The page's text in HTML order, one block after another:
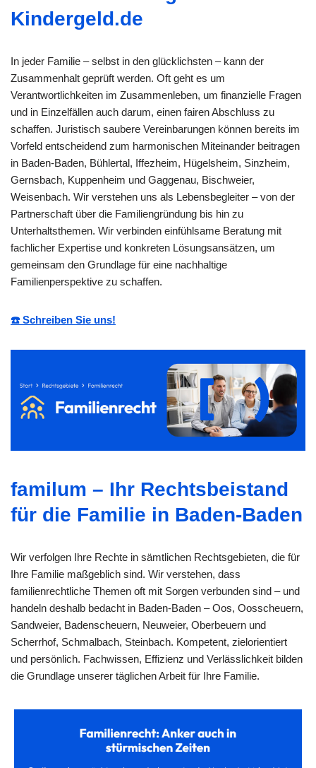
Kindergeld.de
In jeder Familie – selbst in den glücklichsten – kann der
Zusammenhalt geprüft werden. Oft geht es um
Verantwortlichkeiten im Zusammenleben, um finanzielle Fragen
und in Einzelfällen auch darum, einen fairen Abschluss zu
schaffen. Juristisch saubere Vereinbarungen können bereits im
Vorfeld entscheidend zum harmonischen Miteinander beitragen
in Baden-Baden, Bühlertal, Iffezheim, Hügelsheim, Sinzheim,
Gernsbach, Kuppenheim und Gaggenau, Bischweier,
Weisenbach. Wir verstehen uns als Lebensbegleiter – von der
Partnerschaft über die Familiengründung bis hin zu
Unterhaltsthemen. Wir verbinden einfühlsame Beratung mit
fachlicher Expertise und konkreten Lösungsansätzen, um
gemeinsam den Grundlage für eine nachhaltige
Familienperspektive zu schaffen.
☎️ Schreiben Sie uns!
familum – Ihr Rechtsbeistand
für die Familie in Baden-Baden
Wir verfolgen Ihre Rechte in sämtlichen Rechtsgebieten, die für
Ihre Familie maßgeblich sind. Wir verstehen, dass
familienrechtliche Themen oft mit Sorgen verbunden sind – und
handeln deshalb bedacht in Baden-Baden – Oos, Oosscheuern,
Sandweier, Badenscheuern, Neuweier, Oberbeuern und
Scherrhof, Schmalbach, Steinbach. Kompetent, zielorientiert
und persönlich. Fachwissen, Effizienz und Verlässlichkeit bilden
die Grundlage unserer täglichen Arbeit für Ihre Familie.